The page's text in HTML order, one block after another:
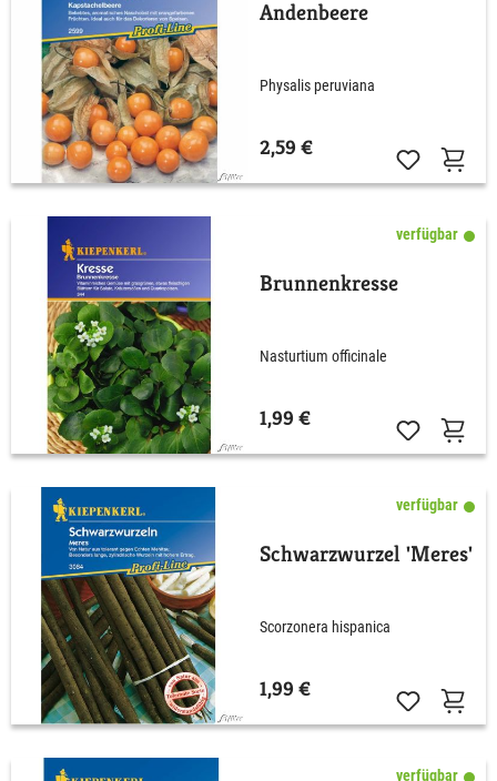
Andenbeere
Physalis peruviana
2,59 €
verfügbar
Brunnenkresse
Nasturtium officinale
1,99 €
verfügbar
Schwarzwurzel 'Meres'
Scorzonera hispanica
1,99 €
verfügbar